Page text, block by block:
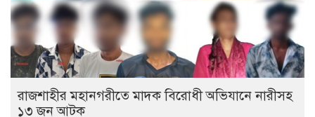
রাজশাহীর মহানগরীতে মাদক বিরোধী অভিযানে নারীসহ
১৩ জন আটক